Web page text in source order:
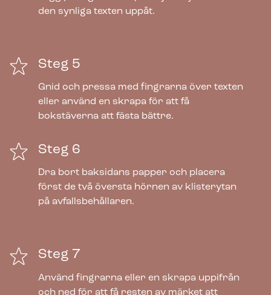
den synliga texten uppåt.
Steg 5
Gnid och pressa med fingrarna över texten
eller använd en skrapa för att få
bokstäverna att fästa bättre.
Steg 6
Dra bort baksidans papper och placera
först de två översta hörnen av klisterytan
på avfallsbehållaren.
Steg 7
Använd fingrarna eller en skrapa uppifrån
och ned för att få resten av märket att